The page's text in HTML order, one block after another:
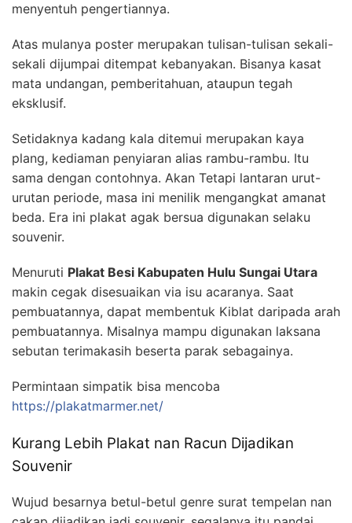
menyentuh pengertiannya.
Atas mulanya poster merupakan tulisan-tulisan sekali-
sekali dijumpai ditempat kebanyakan. Bisanya kasat
mata undangan, pemberitahuan, ataupun tegah
eksklusif.
Setidaknya kadang kala ditemui merupakan kaya
plang, kediaman penyiaran alias rambu-rambu. Itu
sama dengan contohnya. Akan Tetapi lantaran urut-
urutan periode, masa ini menilik mengangkat amanat
beda. Era ini plakat agak bersua digunakan selaku
souvenir.
Menuruti Plakat Besi Kabupaten Hulu Sungai Utara
makin cegak disesuaikan via isu acaranya. Saat
pembuatannya, dapat membentuk Kiblat daripada arah
pembuatannya. Misalnya mampu digunakan laksana
sebutan terimakasih beserta parak sebagainya.
Permintaan simpatik bisa mencoba
https://plakatmarmer.net/
Kurang Lebih Plakat nan Racun Dijadikan
Souvenir
Wujud besarnya betul-betul genre surat tempelan nan